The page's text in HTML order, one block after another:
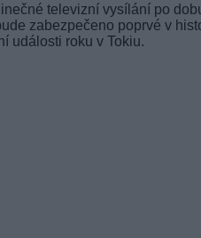
televizní vysílání po
zabezpečeno poprvé v
události roku v Tokiu.